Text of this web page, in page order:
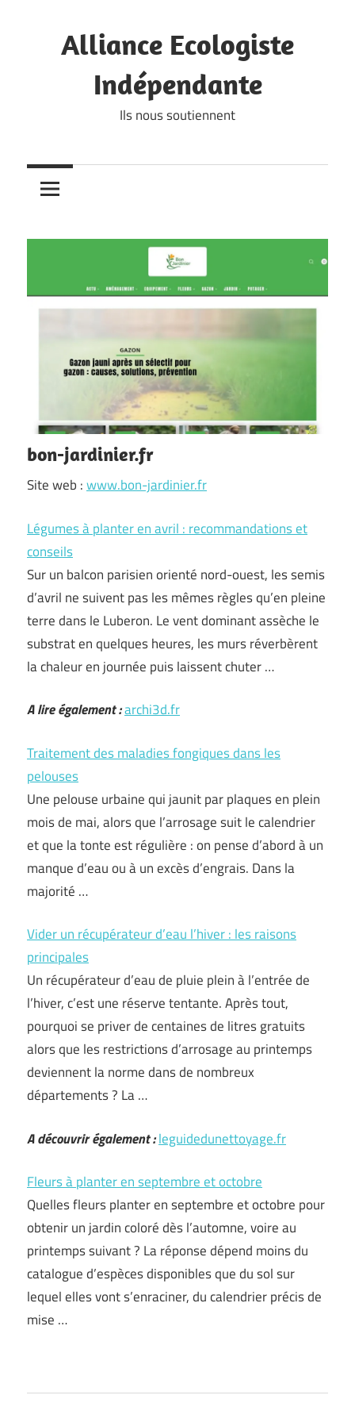
contentAlliance Ecologiste
Indépendante
Ils nous soutiennent
bon-jardinier.fr
Site web :www.bon-jardinier.fr
Légumes à planter en avril : recommandations et
conseils
Sur un balcon parisien orienté nord-ouest, les semis
d’avril ne suivent pas les mêmes règles qu’en pleine
terre dans le Luberon. Le vent dominant assèche le
substrat en quelques heures, les murs réverbèrent
la chaleur en journée puis laissent chuter …
A lire également :archi3d.fr
Traitement des maladies fongiques dans les
pelouses
Une pelouse urbaine qui jaunit par plaques en plein
mois de mai, alors que l’arrosage suit le calendrier
et que la tonte est régulière : on pense d’abord à un
manque d’eau ou à un excès d’engrais. Dans la
majorité …
Vider un récupérateur d’eau l’hiver : les raisons
principales
Un récupérateur d’eau de pluie plein à l’entrée de
l’hiver, c’est une réserve tentante. Après tout,
pourquoi se priver de centaines de litres gratuits
alors que les restrictions d’arrosage au printemps
deviennent la norme dans de nombreux
départements ? La …
A découvrir également :leguidedunettoyage.fr
Fleurs à planter en septembre et octobre
Quelles fleurs planter en septembre et octobre pour
obtenir un jardin coloré dès l’automne, voire au
printemps suivant ? La réponse dépend moins du
catalogue d’espèces disponibles que du sol sur
lequel elles vont s’enraciner, du calendrier précis de
mise …